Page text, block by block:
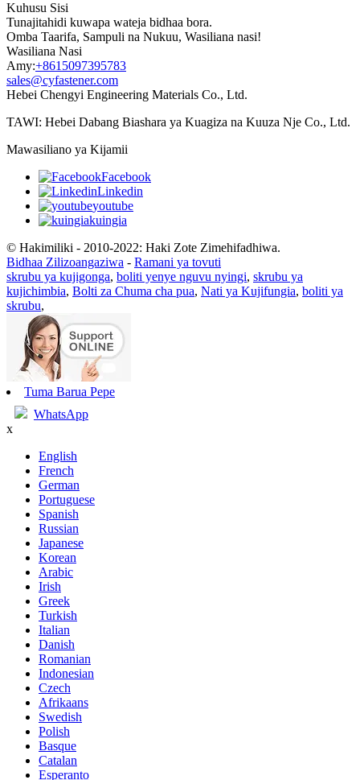
Kuhusu Sisi
Tunajitahidi kuwapa wateja bidhaa bora.
Omba Taarifa, Sampuli na Nukuu, Wasiliana nasi!
Wasiliana Nasi
Amy:+8615097395783
sales@cyfastener.com
Hebei Chengyi Engineering Materials Co., Ltd.
TAWI: Hebei Dabang Biashara ya Kuagiza na Kuuza Nje Co., Ltd.
Mawasiliano ya Kijamii
Facebook
Linkedin
youtube
kuingia
© Hakimiliki - 2010-2022: Haki Zote Zimehifadhiwa.
Bidhaa Zilizoangaziwa - Ramani ya tovuti
skrubu ya kujigonga, boliti yenye nguvu nyingi, skrubu ya
kujichimbia, Bolti za Chuma cha pua, Nati ya Kujifungia, boliti ya
skrubu,
Tuma Barua Pepe
WhatsApp
x
English
French
German
Portuguese
Spanish
Russian
Japanese
Korean
Arabic
Irish
Greek
Turkish
Italian
Danish
Romanian
Indonesian
Czech
Afrikaans
Swedish
Polish
Basque
Catalan
Esperanto